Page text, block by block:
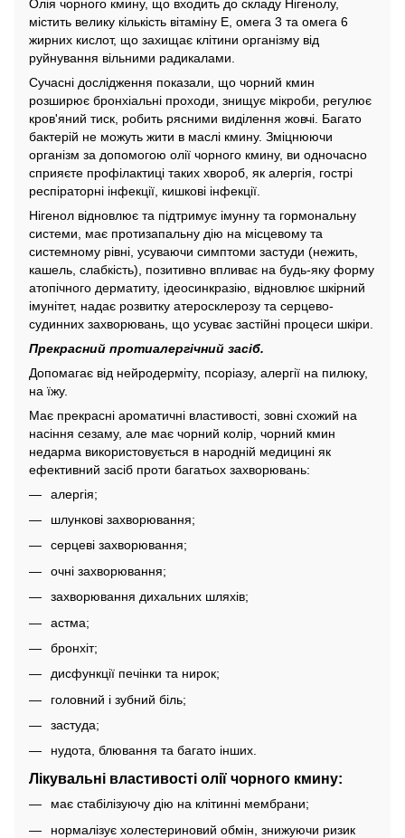
Олія чорного кмину, що входить до складу Нігенолу,
містить велику кількість вітаміну Е, омега 3 та омега 6
жирних кислот, що захищає клітини організму від
руйнування вільними радикалами.
Сучасні дослідження показали, що чорний кмин
розширює бронхіальні проходи, знищує мікроби, регулює
кров'яний тиск, робить рясними виділення жовчі. Багато
бактерій не можуть жити в маслі кмину. Зміцнюючи
організм за допомогою олії чорного кмину, ви одночасно
сприяєте профілактиці таких хвороб, як алергія, гострі
респіраторні інфекції, кишкові інфекції.
Нігенол відновлює та підтримує імунну та гормональну
системи, має протизапальну дію на місцевому та
системному рівні, усуваючи симптоми застуди (нежить,
кашель, слабкість), позитивно впливає на будь-яку форму
атопічного дерматиту, ідеосинкразію, відновлює шкірний
імунітет, надає розвитку атеросклерозу та серцево-
судинних захворювань, що усуває застійні процеси шкіри.
Прекрасний протиалергічний засіб.
Допомагає від нейродерміту, псоріазу, алергії на пилюку,
на їжу.
Має прекрасні ароматичні властивості, зовні схожий на
насіння сезаму, але має чорний колір, чорний кмин
недарма використовується в народній медицині як
ефективний засіб проти багатьох захворювань:
алергія;
шлункові захворювання;
серцеві захворювання;
очні захворювання;
захворювання дихальних шляхів;
астма;
бронхіт;
дисфункції печінки та нирок;
головний і зубний біль;
застуда;
нудота, блювання та багато інших.
Лікувальні властивості олії чорного кмину:
має стабілізуючу дію на клітинні мембрани;
нормалізує холестериновий обмін, знижуючи ризик